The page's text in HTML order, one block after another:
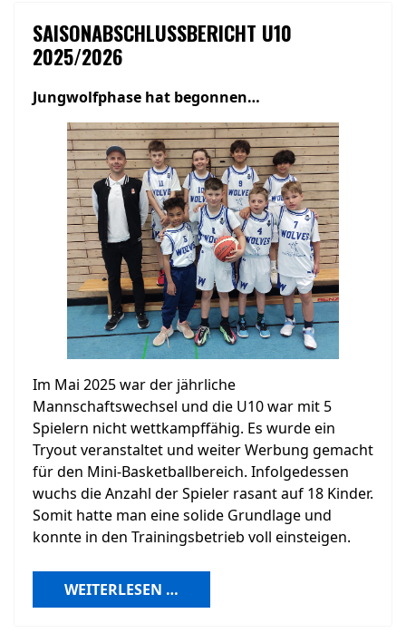
SAISONABSCHLUSSBERICHT U10
2025/2026
Jungwolfphase hat begonnen…
Im Mai 2025 war der jährliche
Mannschaftswechsel und die U10 war mit 5
Spielern nicht wettkampffähig. Es wurde ein
Tryout veranstaltet und weiter Werbung gemacht
für den Mini-Basketballbereich. Infolgedessen
wuchs die Anzahl der Spieler rasant auf 18 Kinder.
Somit hatte man eine solide Grundlage und
konnte in den Trainingsbetrieb voll einsteigen.
WEITERLESEN …